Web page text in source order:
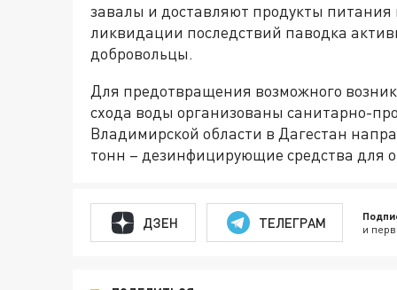
завалы и доставляют продукты
ликвидации последствий паводка
добровольцы.
Для предотвращения возможного
схода воды организованы санитарно-
Владимирской области в Дагестан
тонн – дезинфицирующие средства для
ДЗЕН ТЕЛЕГРАМ и